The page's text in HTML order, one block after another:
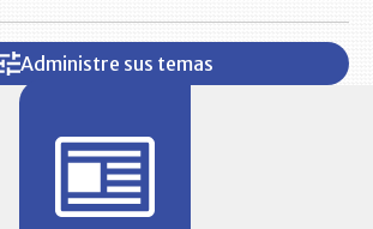
Administre sus temas